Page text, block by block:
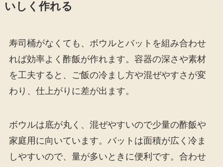
いしく作れる
寿司桶がなくても、ボウルとバットを組み合わせ
れば効率よく酢飯が作れます。容器の深さや素材
を工夫すると、ご飯の冷まし方や混ぜやすさが変
わり、仕上がりに差が出ます。
ボウルは底が丸く、混ぜやすいので少量の酢飯や
家庭用に向いています。バットは面積が広く冷ま
しやすいので、量が多いときに便利です。合わせ